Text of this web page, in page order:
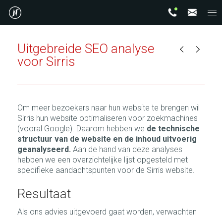
Uitgebreide SEO analyse
voor Sirris
Om meer bezoekers naar hun website te brengen wil
Sirris hun website optimaliseren voor zoekmachines
(vooral Google). Daarom hebben we de technische
structuur van de website en de inhoud uitvoerig
geanalyseerd. Aan de hand van deze analyses
hebben we een overzichtelijke lijst opgesteld met
specifieke aandachtspunten voor de Sirris website.
Resultaat
Als ons advies uitgevoerd gaat worden, verwachten